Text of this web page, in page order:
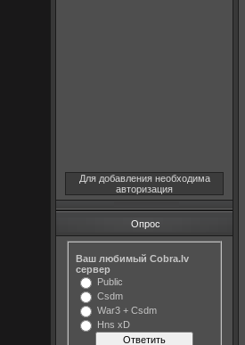
Для добавления необходима
авторизация
Опрос
Ваш любимый Cobra.lv
сервер
Public
Csdm
War3 + Csdm
Hns xD